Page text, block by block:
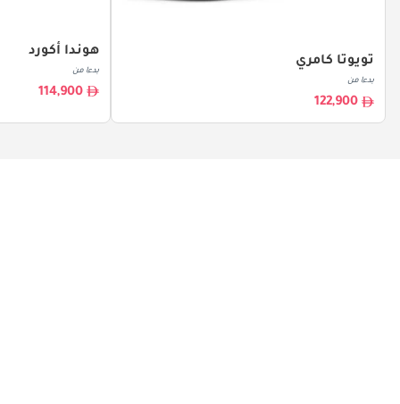
تويوتا كامري
بدءا من
122,900
هوندا أكورد
بدءا من
114,900